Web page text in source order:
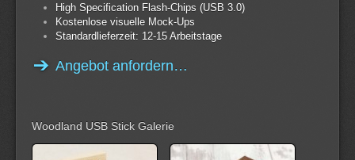
High Specification Flash-Chips (USB 3.0)
Kostenlose visuelle Mock-Ups
Standardlieferzeit: 12-15 Arbeitstage
Angebot anfordern…
Woodland USB Stick Galerie